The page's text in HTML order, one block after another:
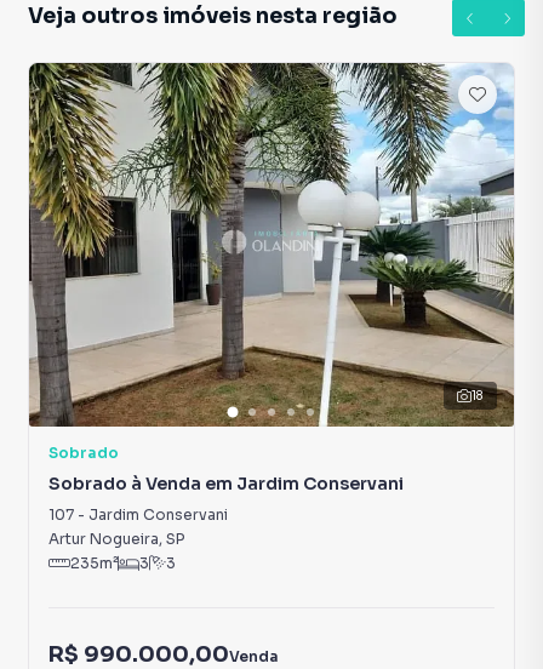
Veja outros imóveis nesta região
18
Sobrado
Sobrado à Venda em Jardim Conservani
107 - Jardim Conservani
Artur Nogueira, SP
235m² 3 3
R$ 990.000,00Venda